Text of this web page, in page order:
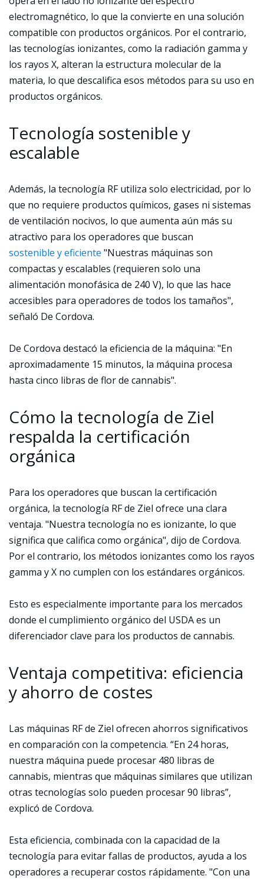
electromagnético, lo que la convierte en una solución
compatible con productos orgánicos. Por el contrario,
las tecnologías ionizantes, como la radiación gamma y
los rayos X, alteran la estructura molecular de la
materia, lo que descalifica esos métodos para su uso en
productos orgánicos.
Tecnología sostenible y
escalable
Además, la tecnología RF utiliza solo electricidad, por lo
que no requiere productos químicos, gases ni sistemas
de ventilación nocivos, lo que aumenta aún más su
atractivo para los operadores que buscan
sostenible y eficiente "Nuestras máquinas son
compactas y escalables (requieren solo una
alimentación monofásica de 240 V), lo que las hace
accesibles para operadores de todos los tamaños",
señaló De Cordova.
De Cordova destacó la eficiencia de la máquina: "En
aproximadamente 15 minutos, la máquina procesa
hasta cinco libras de flor de cannabis".
Cómo la tecnología de Ziel
respalda la certificación
orgánica
Para los operadores que buscan la certificación
orgánica, la tecnología RF de Ziel ofrece una clara
ventaja. "Nuestra tecnología no es ionizante, lo que
significa que califica como orgánica", dijo de Cordova.
Por el contrario, los métodos ionizantes como los rayos
gamma y X no cumplen con los estándares orgánicos.
Esto es especialmente importante para los mercados
donde el cumplimiento orgánico del USDA es un
diferenciador clave para los productos de cannabis.
Ventaja competitiva: eficiencia
y ahorro de costes
Las máquinas RF de Ziel ofrecen ahorros significativos
en comparación con la competencia. “En 24 horas,
nuestra máquina puede procesar 480 libras de
cannabis, mientras que máquinas similares que utilizan
otras tecnologías solo pueden procesar 90 libras”,
explicó de Cordova.
Esta eficiencia, combinada con la capacidad de la
tecnología para evitar fallas de productos, ayuda a los
operadores a recuperar costos rápidamente. "Con una